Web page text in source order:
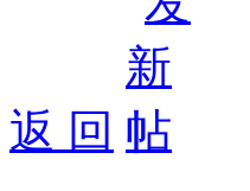
返 回